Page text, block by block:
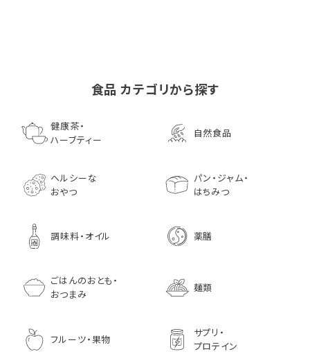
ールド）140ｇ 調味料 粒
マスタード
鰹節 食べる削り節
70g× 10袋セット おつま
75g（50袋）
1,296
食品 カテゴリから探す
健康茶・
ハーブティー
自然食品
ヘルシーな
おやつ
パン・ジャム・
はちみつ
調味料・オイル 薬膳
ごはんのおとも・
おつまみ
麺類
フルーツ・果物
サプリ・
プロテイン